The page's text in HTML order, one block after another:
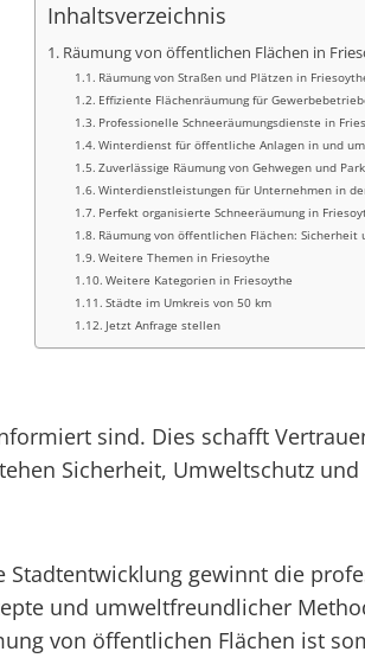
Inhaltsverzeichnis
Räumung von öffentlichen Flächen in
Räumung von Straßen und Plätzen in
Effiziente Flächenräumung für
Professionelle Schneeräumungsdienste in
Winterdienst für öffentliche Anlagen in und
Zuverlässige Räumung von Gehwegen und
Winterdienstleistungen für Unternehmen in
Perfekt organisierte Schneeräumung in
Räumung von öffentlichen Flächen: Sicherheit
Weitere Themen in Friesoythe
Weitere Kategorien in Friesoythe
Städte im Umkreis von 50 km
Jetzt Anfrage stellen
sind. Dies schafft
Sicherheit, Umweltschutz
gewinnt die
und umweltfreundlicher
von öffentlichen Flächen ist